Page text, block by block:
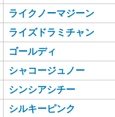
ライクノーマジーン
ライズドラミチャン
ゴールディ
シャコージュノー
シンシアシチー
シルキーピンク